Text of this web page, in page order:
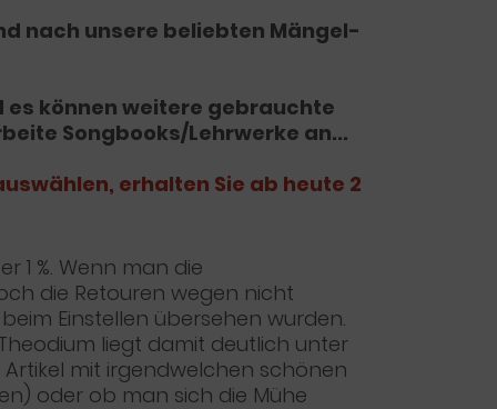
nach unsere beliebten Mängel-
es können weitere gebrauchte
Songbooks/Lehrwerke an...
erhalten Sie ab heute 2
1 %. Wenn man die
die Retouren wegen nicht
Einstellen übersehen wurden.
liegt damit deutlich unter
mit irgendwelchen schönen
oder ob man sich die Mühe